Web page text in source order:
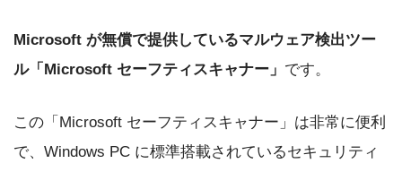
Microsoft が無償で提供しているマルウェア検出ツー
ル「Microsoft セーフティスキャナー」 です。
この「Microsoft セーフティスキャナー」は非常に便利
で、Windows PC に標準搭載されているセキュリティ